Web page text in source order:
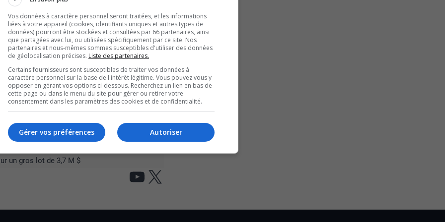
450 campagnes en milieu de travail
à ce vaste élan collectif.
Outaouais, soit une personne sur cinq, sans
pourront recevoir de l’aide et du soutien.
de clôture et de reconnaissance de la
d’une communauté engagée envers les
fonds pour la Fondation Santé Outaouais
un gros lot de 3,7 M $
YouTube
X
Vos données à caractère personnel seront traitées, et les informations
liées à votre appareil (cookies, identifiants uniques et autres types de
données) pourront être stockées et consultées par 66 partenaires, ainsi
que partagées avec lui, ou utilisées spécifiquement par ce site. Nos
partenaires et nous-mêmes sommes susceptibles d'utiliser des données
de géolocalisation précises. Liste des partenaires.
Certains fournisseurs sont susceptibles de traiter vos données à
caractère personnel sur la base de l'intérêt légitime. Vous pouvez vous y
opposer en gérant vos options ci-dessous. Recherchez un lien en bas de
cette page ou dans le menu du site pour gérer ou retirer votre
consentement dans les paramètres des cookies et de confidentialité.
Autoriser
Gérer vos préférences